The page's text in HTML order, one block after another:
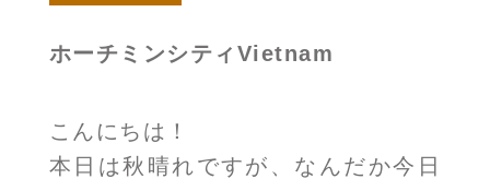
ホーチミンシティVietnam
こんにちは！
本日は秋晴れですが、なんだか今日